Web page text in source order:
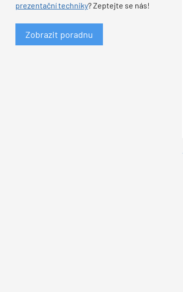
prezentační techniky? Zeptejte se nás!
Zobrazit poradnu